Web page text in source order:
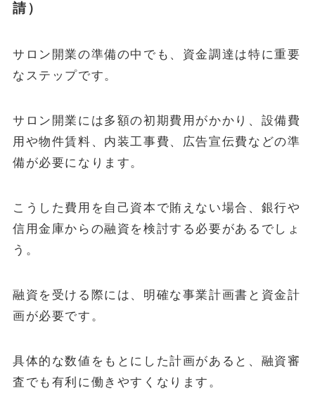
請）
サロン開業の準備の中でも、資金調達は特に重要
なステップです。
サロン開業には多額の初期費用がかかり、設備費
用や物件賃料、内装工事費、広告宣伝費などの準
備が必要になります。
こうした費用を自己資本で賄えない場合、銀行や
信用金庫からの融資を検討する必要があるでしょ
う。
融資を受ける際には、明確な事業計画書と資金計
画が必要です。
具体的な数値をもとにした計画があると、融資審
査でも有利に働きやすくなります。